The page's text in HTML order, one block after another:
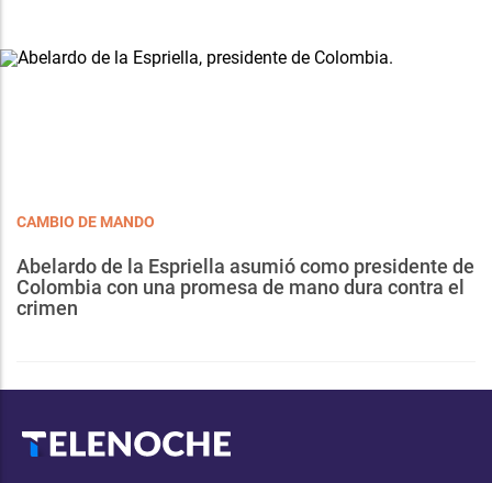
CAMBIO DE MANDO
Abelardo de la Espriella asumió como presidente de
Colombia con una promesa de mano dura contra el
crimen